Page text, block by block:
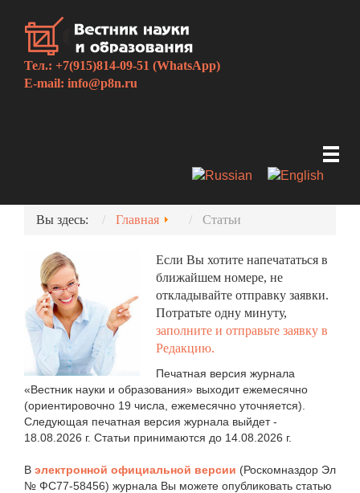
Тел.: +7(915)814-09-51 (WhatsApp)
E-mail: info@p8n.ru
Вы здесь: Главная Статьи
Если Вы хотите напечататься в
ближайшем номере, не
откладывайте отправку заявки.
Потратьте одну минуту,
заполните и отправьте заявку в
Редакцию.
Печатная версия журнала
«Вестник науки и образования» выходит ежемесячно
(ориентировочно 19 числа, ежемесячно уточняется).
Следующая печатная версия журнала выйдет -
18.08.2026 г. Статьи принимаются до 14.08.2026 г.
В электронной официальной версии (Роскомназдор Эл
№ ФС77-58456) журнала Вы можете опубликовать статью